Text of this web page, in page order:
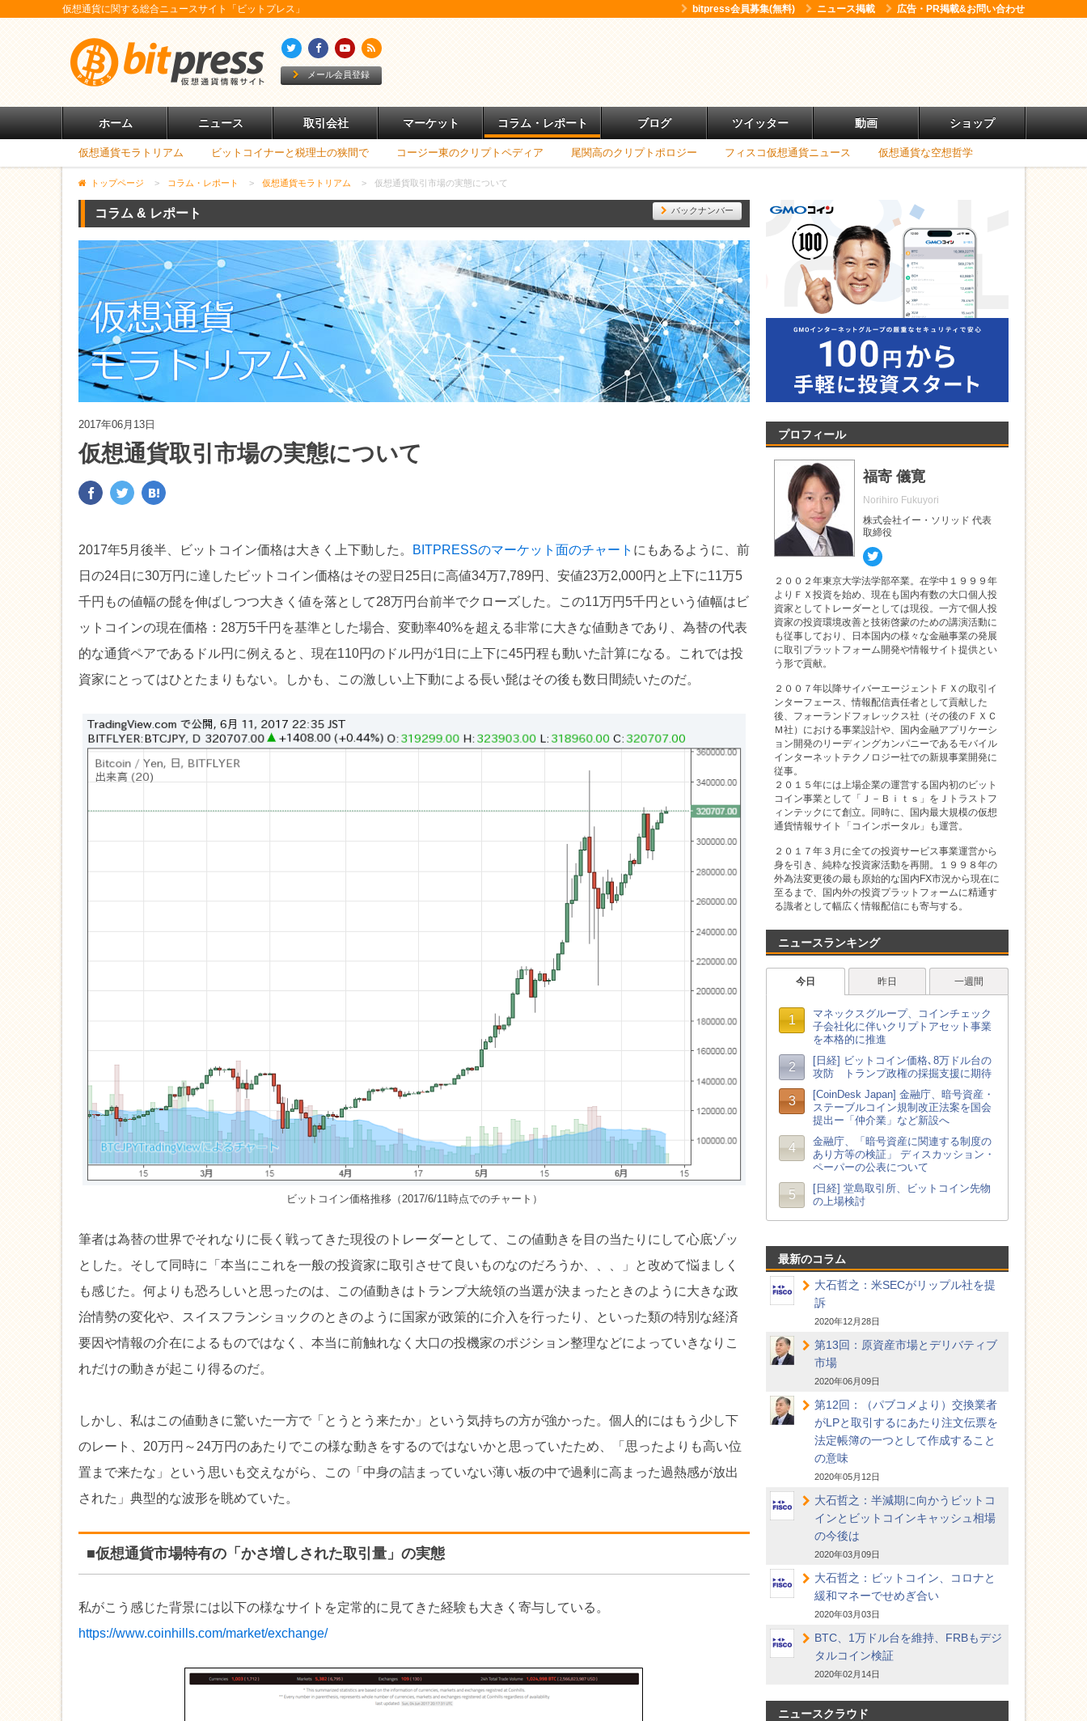
仮想通貨に関する総合ニュースサイト「ビットプレス」 bitpress会員募集(無料) ニュース掲載 広告・PR掲載&お問い合わせ
メール会員登録
ホーム ニュース 取引会社 マーケット コラム・レポート ブログ ツイッター 動画 ショップ
仮想通貨モラトリアム ビットコイナーと税理士の狭間で コージー東のクリプトペディア 尾関高のクリプトポロジー フィスコ仮想通貨ニュース 仮想通貨な空想哲学
トップページ > コラム・レポート > 仮想通貨モラトリアム > 仮想通貨取引市場の実態について
コラム & レポート バックナンバー
2017年06月13日
仮想通貨取引市場の実態について
2017年5月後半、ビットコイン価格は大きく上下動した。 BITPRESSのマーケット面のチャート にもあるように、前
日の24日に30万円に達したビットコイン価格はその翌日25日に高値34万7,789円、安値23万2,000円と上下に11万5
千円もの値幅の髭を伸ばしつつ大きく値を落として28万円台前半でクローズした。この11万円5千円という値幅はビ
ットコインの現在価格：28万5千円を基準とした場合、変動率40%を超える非常に大きな値動きであり、為替の代表
的な通貨ペアであるドル円に例えると、現在110円のドル円が1日に上下に45円程も動いた計算になる。これでは投
資家にとってはひとたまりもない。しかも、この激しい上下動による長い髭はその後も数日間続いたのだ。
ビットコイン価格推移（2017/6/11時点でのチャート）
筆者は為替の世界でそれなりに長く戦ってきた現役のトレーダーとして、この値動きを目の当たりにして心底ゾッ
とした。そして同時に「本当にこれを一般の投資家に取引させて良いものなのだろうか、、、」と改めて悩ましく
も感じた。何よりも恐ろしいと思ったのは、この値動きはトランプ大統領の当選が決まったときのように大きな政
治情勢の変化や、スイスフランショックのときのように国家が政策的に介入を行ったり、といった類の特別な経済
要因や情報の介在によるものではなく、本当に前触れなく大口の投機家のポジション整理などによっていきなりこ
れだけの動きが起こり得るのだ。
しかし、私はこの値動きに驚いた一方で「とうとう来たか」という気持ちの方が強かった。個人的にはもう少し下
のレート、20万円～24万円のあたりでこの様な動きをするのではないかと思っていたため、「思ったよりも高い位
置まで来たな」という思いも交えながら、この「中身の詰まっていない薄い板の中で過剰に高まった過熱感が放出
された」典型的な波形を眺めていた。
■仮想通貨市場特有の「かさ増しされた取引量」の実態
私がこう感じた背景には以下の様なサイトを定常的に見てきた経験も大きく寄与している。
https://www.coinhills.com/market/exchange/
プロフィール
福寄 儀寛
Norihiro Fukuyori
株式会社イー・ソリッド 代表
取締役
Twitter
２００２年東京大学法学部卒業。在学中１９９９年
よりＦＸ投資を始め、現在も国内有数の大口個人投
資家としてトレーダーとしては現役。一方で個人投
資家の投資環境改善と技術啓蒙のための講演活動に
も従事しており、日本国内の様々な金融事業の発展
に取引プラットフォーム開発や情報サイト提供とい
う形で貢献。
２００７年以降サイバーエージェントＦＸの取引イ
ンターフェース、情報配信責任者として貢献した
後、フォーランドフォレックス社（その後のＦＸＣ
Ｍ社）における事業設計や、国内金融アプリケーシ
ョン開発のリーディングカンパニーであるモバイル
インターネットテクノロジー社での新規事業開発に
従事。
２０１５年には上場企業の運営する国内初のビット
コイン事業として「Ｊ－Ｂｉｔｓ」をＪトラストフ
ィンテックにて創立。同時に、国内最大規模の仮想
通貨情報サイト「コインポータル」も運営。
２０１７年３月に全ての投資サービス事業運営から
身を引き、純粋な投資家活動を再開。１９９８年の
外為法変更後の最も原始的な国内FX市況から現在に
至るまで、国内外の投資プラットフォームに精通す
る識者として幅広く情報配信にも寄与する。
ニュースランキング
最新のコラム
大石哲之：米SECがリップル社を提
訴
2020年12月28日
第13回：原資産市場とデリバティブ
市場
2020年06月09日
第12回：（パブコメより）交換業者
がLPと取引するにあたり注文伝票を
法定帳簿の一つとして作成すること
の意味
2020年05月12日
大石哲之：半減期に向かうビットコ
インとビットコインキャッシュ相場
の今後は
2020年03月09日
大石哲之：ビットコイン、コロナと
緩和マネーでせめぎ合い
2020年03月03日
BTC、1万ドル台を維持、FRBもデジ
タルコイン検証
2020年02月14日
ニュースクラウド